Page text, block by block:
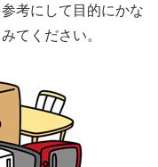
考にして目的にかな
てください。